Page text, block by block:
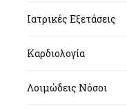
Ιατρικές Εξετάσεις
Καρδιολογία
Λοιμώδεις Νόσοι